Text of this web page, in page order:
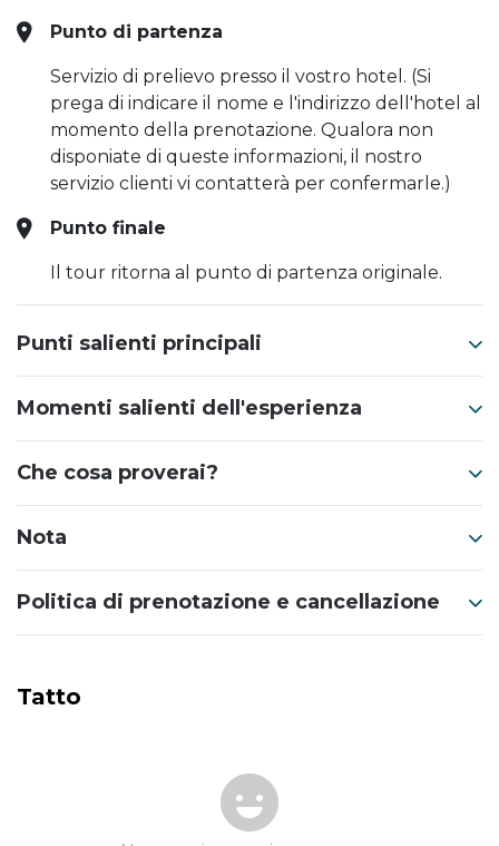
Punto di partenza
Servizio di prelievo presso il vostro hotel. (Si
prega di indicare il nome e l'indirizzo dell'hotel al
momento della prenotazione. Qualora non
disponiate di queste informazioni, il nostro
servizio clienti vi contatterà per confermarle.)
Punto finale
Il tour ritorna al punto di partenza originale.
Punti salienti principali
Momenti salienti dell'esperienza
Che cosa proverai?
Nota
Politica di prenotazione e cancellazione
Tatto